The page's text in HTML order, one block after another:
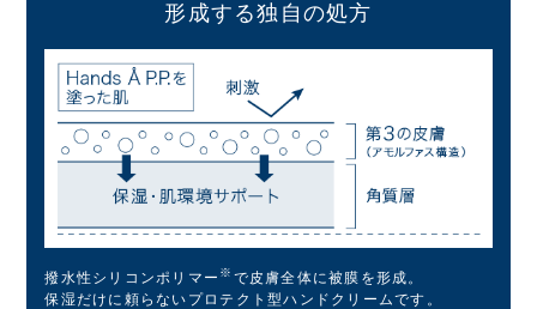
形成する独自の処方
撥水性シリコンポリマー ※ で 皮膚全体に被膜を形成。
保湿だけに頼らない プロテクト型ハンドクリームです。